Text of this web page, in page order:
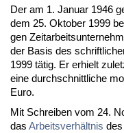
Der am 1. Ja­nu­ar 1946
dem 25. Ok­to­ber 1999
gen
der Ba­sis des
1999 tätig. Er er­hielt
ei­ne durch­schnitt­li­che
Eu­ro.
Mit Schrei­ben vom 24.
das Ar­beits­verhält­nis